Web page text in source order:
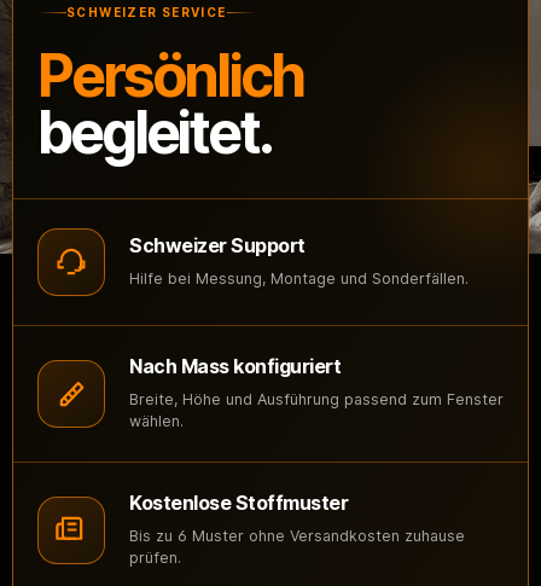
SCHWEIZER SERVICE
Persönlich
begleitet.
Schweizer Support
Hilfe bei Messung, Montage und Sonderfällen.
Nach Mass konfiguriert
Breite, Höhe und Ausführung passend zum Fenster
wählen.
Kostenlose Stoffmuster
Bis zu 6 Muster ohne Versandkosten zuhause
prüfen.